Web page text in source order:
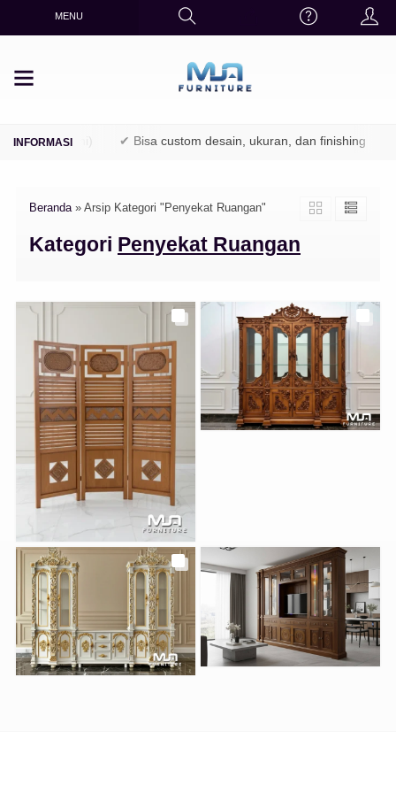
MENU
/ Perhutani) ✔ Bisa custom desain, ukuran, dan finishing
Beranda» Arsip Kategori "Penyekat Ruangan"
Kategori Penyekat Ruangan